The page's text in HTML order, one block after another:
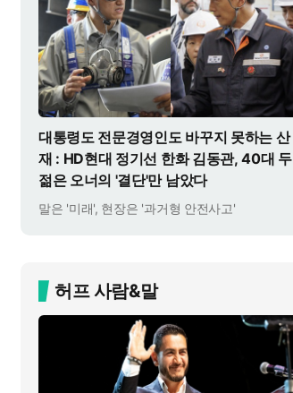
대통령도 전문경영인도 바꾸지 못하는 산
재 : HD현대 정기선 한화 김동관, 40대 두
젊은 오너의 '결단'만 남았다
말은 '미래', 현장은 '과거형 안전사고'
허프 사람&말